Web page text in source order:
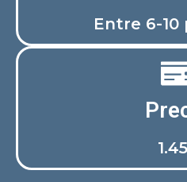
Entre 6-10